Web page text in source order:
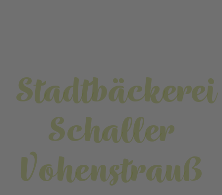
Stadtbäckerei
Schaller
Vohenstrauß